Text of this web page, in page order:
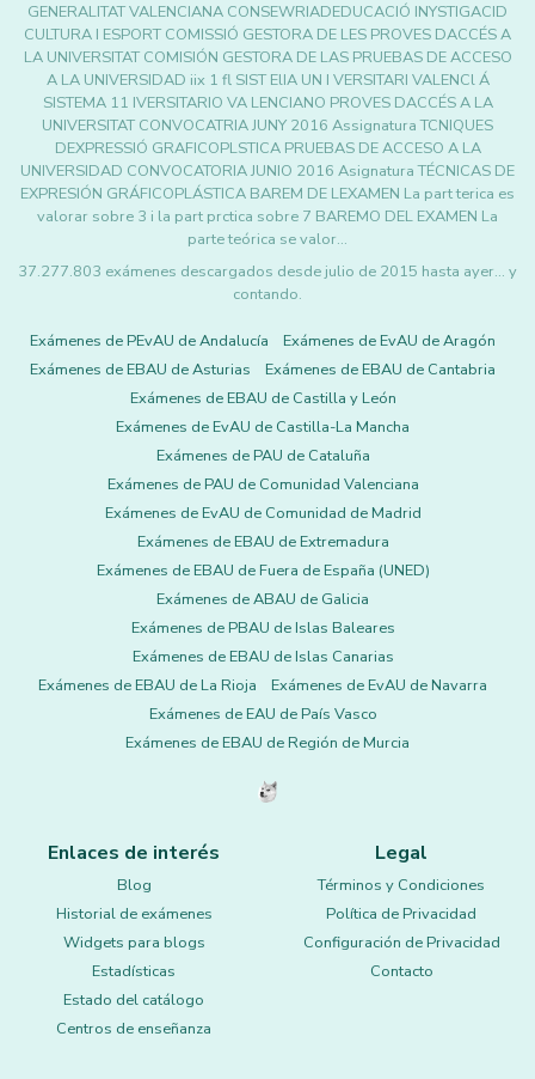
GENERALITAT VALENCIANA CONSEWRIADEDUCACIÓ INYSTIGACID
CULTURA I ESPORT COMISSIÓ GESTORA DE LES PROVES DACCÉS A
LA UNIVERSITAT COMISIÓN GESTORA DE LAS PRUEBAS DE ACCESO
A LA UNIVERSIDAD iix 1 fl SIST ElIA UN I VERSITARI VALENCl Á
SISTEMA 11 IVERSITARIO VA LENCIANO PROVES DACCÉS A LA
UNIVERSITAT CONVOCATRIA JUNY 2016 Assignatura TCNIQUES
DEXPRESSIÓ GRAFICOPLSTICA PRUEBAS DE ACCESO A LA
UNIVERSIDAD CONVOCATORIA JUNIO 2016 Asignatura TÉCNICAS DE
EXPRESIÓN GRÁFICOPLÁSTICA BAREM DE LEXAMEN La part terica es
valorar sobre 3 i la part prctica sobre 7 BAREMO DEL EXAMEN La
parte teórica se valor…
37.277.803 exámenes descargados desde julio de 2015 hasta ayer... y
contando.
Exámenes de PEvAU de Andalucía
Exámenes de EvAU de Aragón
Exámenes de EBAU de Asturias
Exámenes de EBAU de Cantabria
Exámenes de EBAU de Castilla y León
Exámenes de EvAU de Castilla-La Mancha
Exámenes de PAU de Cataluña
Exámenes de PAU de Comunidad Valenciana
Exámenes de EvAU de Comunidad de Madrid
Exámenes de EBAU de Extremadura
Exámenes de EBAU de Fuera de España (UNED)
Exámenes de ABAU de Galicia
Exámenes de PBAU de Islas Baleares
Exámenes de EBAU de Islas Canarias
Exámenes de EBAU de La Rioja
Exámenes de EvAU de Navarra
Exámenes de EAU de País Vasco
Exámenes de EBAU de Región de Murcia
Enlaces de interés
Blog
Historial de exámenes
Widgets para blogs
Estadísticas
Estado del catálogo
Centros de enseñanza
Legal
Términos y Condiciones
Política de Privacidad
Configuración de Privacidad
Contacto